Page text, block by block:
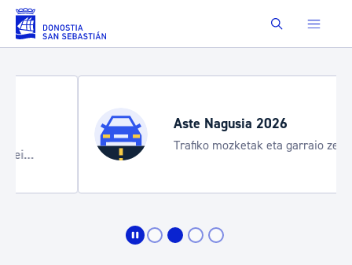
Eduki nagusira joan Buscar
Aste Nagusia 2026
Trafiko mozketak eta garraio zerbitzu
bereziak